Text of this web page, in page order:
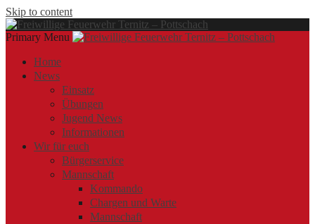
Skip to content
Primary Menu
Freiwillige Feuerwehr Ternitz – Pottschach
Home
News
Einsatz
Übungen
Jugend News
Informationen
Wir für euch
Bürgerservice
Mannschaft
Kommando
Chargen und Warte
Mannschaft